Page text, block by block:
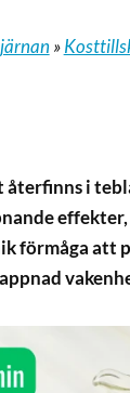
»
återfinns i
förmåga att